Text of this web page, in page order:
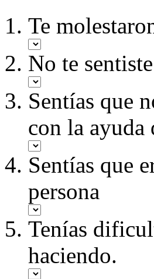
Te
No te
Sentías que
con la
Sentías que
persona
Tenías
haciendo.